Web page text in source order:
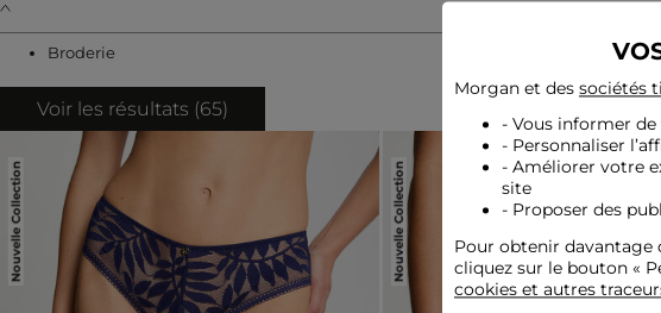
Broderie
Voir les résultats (65)
Nouvelle Collection Nouvelle Collection
Morgan et des sociétés
- Vous informer
- Personnaliser
- Améliorer votre
site
- Proposer des
Pour obtenir davantage
cliquez sur le bouton «
cookies et autres